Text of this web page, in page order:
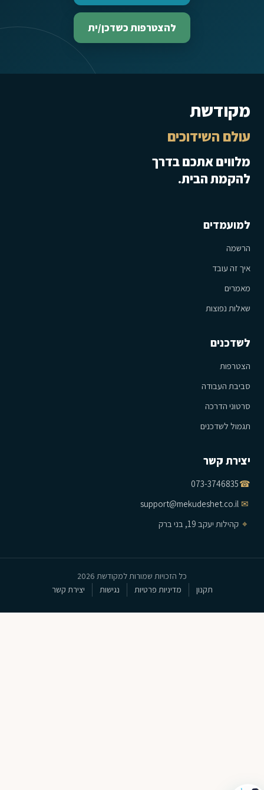
להצטרפות כשדכן/ית
מקודשת
עולם השידוכים
מלווים אתכם בדרך
להקמת הבית.
למועמדים
הרשמה
איך זה עובד
מאמרים
שאלות נפוצות
לשדכנים
הצטרפות
סביבת העבודה
סרטוני הדרכה
תגמול לשדכנים
יצירת קשר
☎
073-3746835
✉
support@mekudeshet.co.il
⌖ קהילות יעקב 19, בני ברק
כל הזכויות שמורות למקודשת 2026
תקנון
מדיניות פרטיות נגישות יצירת קשר